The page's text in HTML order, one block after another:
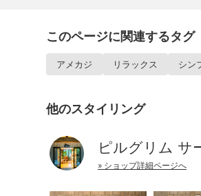
このページに関連するタグ
アメカジ リラックス シン
他のスタイリング
ピルグリム サ
» ショップ詳細ページへ